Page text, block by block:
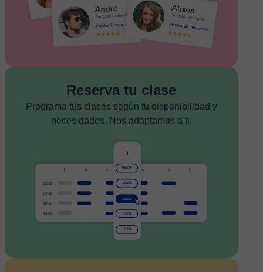
Reserva tu clase
Programa tus clases según tu disponibilidad y
necesidades. Nos adaptamos a ti.